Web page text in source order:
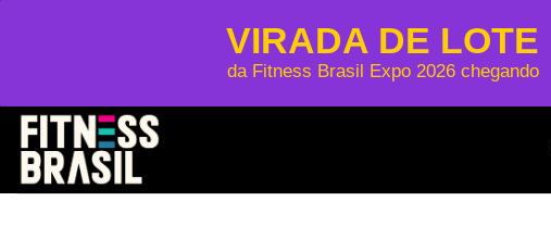
VIRADA DE LOTE
da Fitness Brasil Expo 2026 chegando
Saltar
contenido